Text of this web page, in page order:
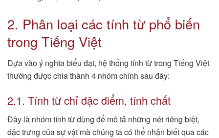
2. Phân loại các tính từ phổ biến
trong Tiếng Việt
Dựa vào ý nghĩa biểu đạt, hệ thống tính từ trong Tiếng Việt
thường được chia thành 4 nhóm chính sau đây:
2.1. Tính từ chỉ đặc điểm, tính chất
Đây là nhóm tính từ dùng để mô tả những nét riêng biệt,
đặc trưng của sự vật mà chúng ta có thể nhận biết qua các